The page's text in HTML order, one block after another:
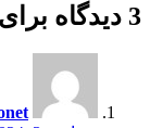
3 دیدگاه برای “